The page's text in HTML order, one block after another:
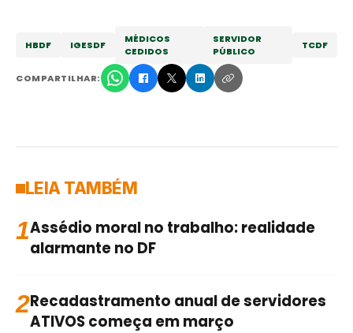
HBDF IGESDF
MÉDICOS
CEDIDOS
SERVIDOR
PÚBLICO
TCDF
COMPARTILHAR:
LEIA TAMBÉM
1Assédio moral no trabalho: realidade
alarmante no DF
2Recadastramento anual de servidores
ATIVOS começa em março